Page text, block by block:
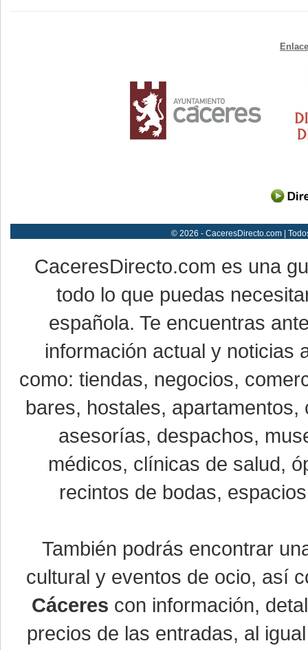
© 2026 - CaceresDirecto.com |
CaceresDirecto.com es una
todo lo que puedas
española. Te encuentras
información actual y noticias
como: tiendas, negocios,
bares, hostales,
asesorías, despachos,
médicos, clínicas de salud,
recintos de bodas,
También podrás encontrar
cultural y eventos de ocio, así
Cáceres con información,
precios de las entradas, al